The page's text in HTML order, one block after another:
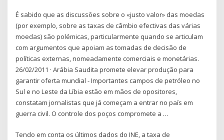
É sabido que as discussões sobre o «justo valor» das moedas
(por exemplo, sobre as taxas de câmbio efectivas das várias
moedas) são polémicas, particularmente quando se articulam
com argumentos que apoiam as tomadas de decisão de
políticas externas, nomeadamente comerciais e monetárias.
26/02/2011 · Arábia Saudita promete elevar produção para
garantir oferta mundial - Importantes campos de petróleo no
Sul e no Leste da Líbia estão em mãos de opositores,
constatam jornalistas que já começam a entrar no país em
guerra civil. O controle dos poços compromete a …
Tendo em conta os últimos dados do INE, a taxa de